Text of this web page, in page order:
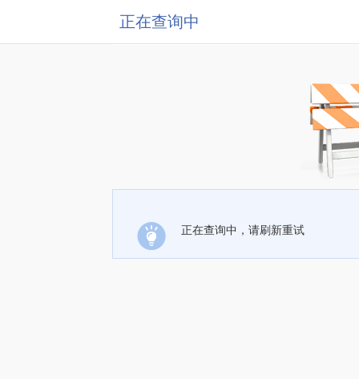
正在查询中
正在查询中，请刷新重试